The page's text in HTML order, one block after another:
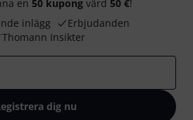
en 50 kupong värd 50 €!
inlägg
Erbjudanden
Thomann Insikter
dig nu